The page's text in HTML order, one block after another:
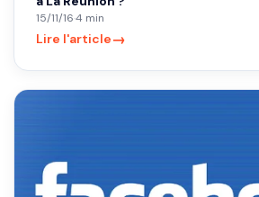
15/11/16·4 min
Lire l'article→